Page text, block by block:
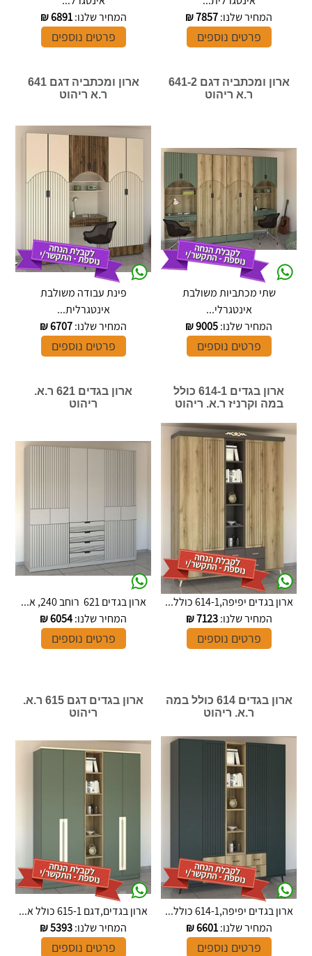
המחיר שלנו:7857
₪
פרטים נוספים
המחיר שלנו:6891
₪
פרטים נוספים
ארון ומכתביה דגם 641-2
ר.א ריהוט
שתי מכתביות משולבת
אינטגרלי...
המחיר שלנו:9005
₪
פרטים נוספים
ארון ומכתביה דגם 641
ר.א ריהוט
פינת עבודה משולבת
אינטגרלית...
המחיר שלנו:6707
₪
פרטים נוספים
ארון בגדים 614-1 כולל
במה וקרניז ר.א. ריהוט
ארון בגדים יפיפה,614-1 כולל...
המחיר שלנו:7123
₪
פרטים נוספים
ארון בגדים 621 ר.א.
ריהוט
ארון בגדים 621 רוחב 240, א...
המחיר שלנו:6054
₪
פרטים נוספים
ארון בגדים 614 כולל במה
ר.א. ריהוט
ארון בגדים יפיפה,614-1 כולל...
המחיר שלנו:6601
₪
פרטים נוספים
ארון בגדים דגם 615 ר.א.
ריהוט
ארון בגדים,דגם 615-1 כולל א...
המחיר שלנו:5393
₪
פרטים נוספים